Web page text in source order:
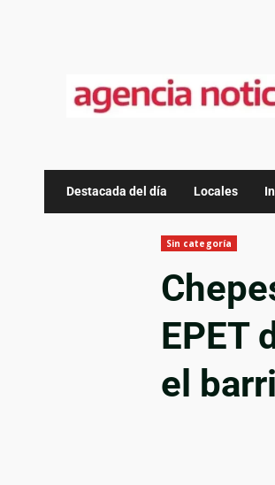
Destacada del día Locales
Sin categoría
EPET
el